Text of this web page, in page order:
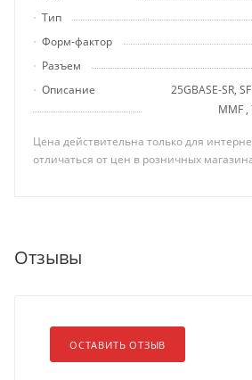
Тип
Форм-фактор
Разъем
Описание
25GBASE-SR,
MMF
Цена действительна только для
отличаться от цен в розничных
Отзывы
ОСТАВИТЬ ОТЗЫВ